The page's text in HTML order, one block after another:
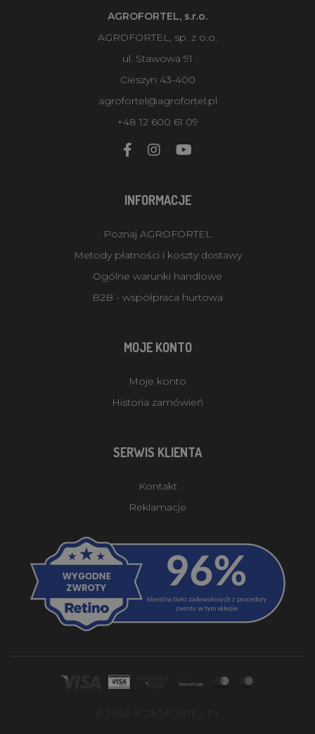
AGROFORTEL, s.r.o.
AGROFORTEL, sp. z o.o.
ul. Stawowa 91
Cieszyn 43-400
agrofortel@agrofortel.pl
+48 12 600 61 09
INFORMACJE
Poznaj AGROFORTEL
Metody płatności i koszty dostawy
Ogólne warunki handlowe
B2B - współpraca hurtowa
MOJE KONTO
Moje konto
Historia zamówień
SERWIS KLIENTA
Kontakt
Reklamacje